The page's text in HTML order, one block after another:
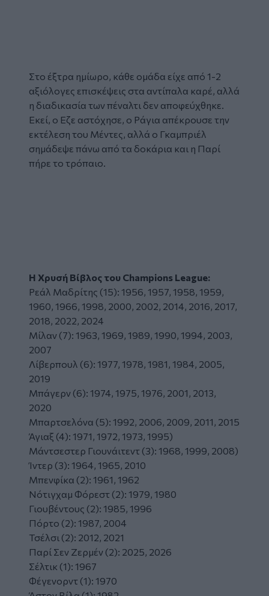
Στο έξτρα ημίωρο, κάθε ομάδα είχε από 1-2
αξιόλογες επισκέψεις στα αντίπαλα καρέ, αλλά
η διαδικασία των πέναλτι δεν αποφεύχθηκε.
Εκεί, ο Εζε αστόχησε, ο Ράγια απέκρουσε την
εκτέλεση του Μέντες, αλλά ο Γκαμπριέλ
σημάδεψε πάνω από τα δοκάρια και η Παρί
πήρε το τρόπαιο.
Η Χρυσή Βίβλος του Champions League:
Ρεάλ Μαδρίτης (15): 1956, 1957, 1958, 1959,
1960, 1966, 1998, 2000, 2002, 2014, 2016, 2017,
2018, 2022, 2024
Μίλαν (7): 1963, 1969, 1989, 1990, 1994, 2003,
2007
Λίβερπουλ (6): 1977, 1978, 1981, 1984, 2005,
2019
Μπάγερν (6): 1974, 1975, 1976, 2001, 2013,
2020
Μπαρτσελόνα (5): 1992, 2006, 2009, 2011, 2015
Άγιαξ (4): 1971, 1972, 1973, 1995)
Μάντσεστερ Γιουνάιτεντ (3): 1968, 1999, 2008)
Ίντερ (3): 1964, 1965, 2010
Μπενφίκα (2): 1961, 1962
Νότιγχαμ Φόρεστ (2): 1979, 1980
Γιουβέντους (2): 1985, 1996
Πόρτο (2): 1987, 2004
Τσέλσι (2): 2012, 2021
Παρί Σεν Ζερμέν (2): 2025, 2026
Σέλτικ (1): 1967
Φέγενορντ (1): 1970